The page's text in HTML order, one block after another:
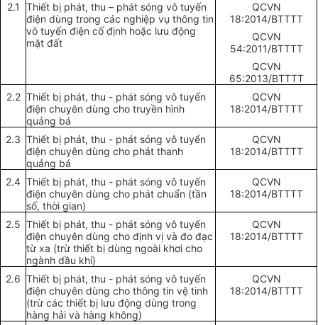
2.1
Thiết bị phát, thu – phát sóng vô tuyến
điện dùng trong các nghiệp vụ thông tin
vô tuyến điện cố định hoặc lưu động
mặt đất
QCVN
18:2014/BTTTT
QCVN
54:2011/BTTTT
QCVN
65:2013/BTTTT
2.2 Thiết bị phát,thu - phát sóng vô tuyến
điện chuyên dùngcho truyền hình
quảng bá
QCVN
18:2014/BTTTT
2.3 Thiết bị phát,thu - phát sóng vô tuyến
điện chuyên dùng cho phát thanh
quảng bá
QCVN
18:2014/BTTTT
2.4 Thiết bị phát,thu - phát sóng vô tuyến
điện chuyên dùng cho phát chuẩn (tần
số, thời gian)
QCVN
18:2014/BTTTT
2.5 Thiết bị phát,thu - phát sóng vô tuyến
điện chuyên dùng cho định vị và đo đạc
từ xa (trừ thiết bị dùng ngoài khơi cho
ngành dầu khí)
QCVN
18:2014/BTTTT
2.6 Thiết bị phát,thu - phát sóng vô tuyến
điện chuyên dùng cho thông tin vệ tinh
(trừ các thiết bị lưu động dùng trong
hàng hải và hàng không)
QCVN
18:2014/BTTTT